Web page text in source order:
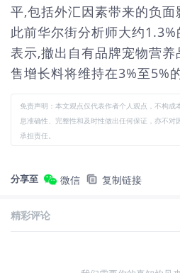
平,包括外汇因素带来的负
此前华尔街分析师大约
表示,撤出自有品牌宠物营
售增长料将维持在3%至5%
免责声明：本文观点仅代表作者个人观点，不构成
息准确性、完整性和及时性做出任何保证，亦不对
承担责任。
分享至 微信 复制链接
精彩评论